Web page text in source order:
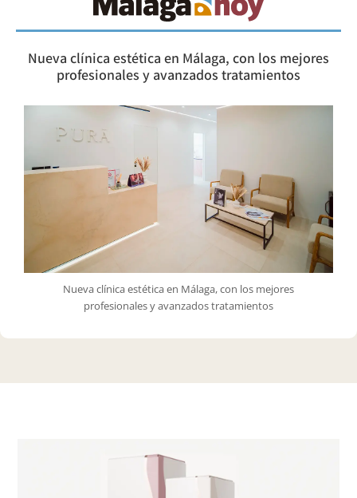
Nueva clínica estética en Málaga, con los mejores
profesionales y avanzados tratamientos
Nueva clínica estética en Málaga, con los mejores
profesionales y avanzados tratamientos